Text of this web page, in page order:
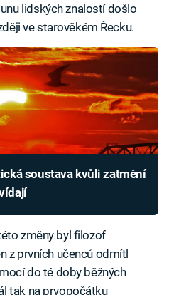
lidských znalostí došlo
ve starověkém Řecku.
soustava kvůli zatmění
změny byl filozof
z prvních učenců odmítl
do té doby běžných
tak na prvopočátku